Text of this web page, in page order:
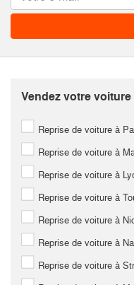
Vendez votre
Reprise de voiture à
Reprise de voiture à
Reprise de voiture à
Reprise de voiture à
Reprise de voiture à
Reprise de voiture à
Reprise de voiture à